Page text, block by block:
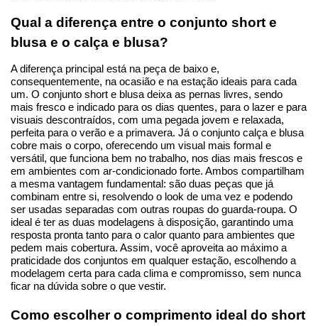
Qual a diferença entre o conjunto short e
blusa e o calça e blusa?
A diferença principal está na peça de baixo e,
consequentemente, na ocasião e na estação ideais para cada
um. O conjunto short e blusa deixa as pernas livres, sendo
mais fresco e indicado para os dias quentes, para o lazer e para
visuais descontraídos, com uma pegada jovem e relaxada,
perfeita para o verão e a primavera. Já o conjunto calça e blusa
cobre mais o corpo, oferecendo um visual mais formal e
versátil, que funciona bem no trabalho, nos dias mais frescos e
em ambientes com ar-condicionado forte. Ambos compartilham
a mesma vantagem fundamental: são duas peças que já
combinam entre si, resolvendo o look de uma vez e podendo
ser usadas separadas com outras roupas do guarda-roupa. O
ideal é ter as duas modelagens à disposição, garantindo uma
resposta pronta tanto para o calor quanto para ambientes que
pedem mais cobertura. Assim, você aproveita ao máximo a
praticidade dos conjuntos em qualquer estação, escolhendo a
modelagem certa para cada clima e compromisso, sem nunca
ficar na dúvida sobre o que vestir.
Como escolher o comprimento ideal do short